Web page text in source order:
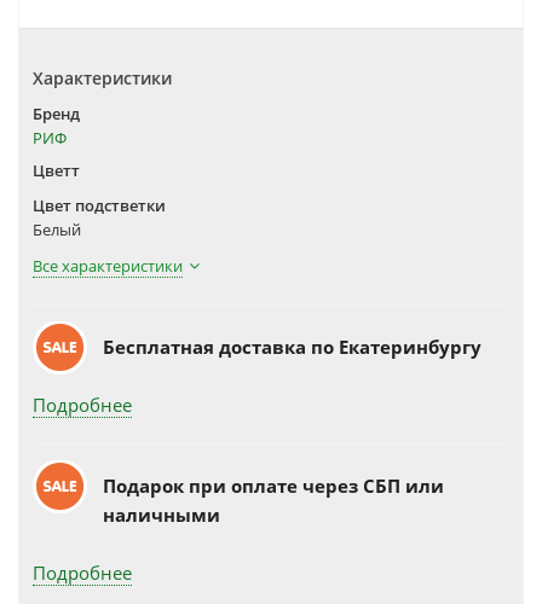
Характеристики
Бренд
РИФ
Цветт
Цвет подстветки
Белый
Все характеристики
Бесплатная доставка по Екатеринбургу
Подробнее
Подарок при оплате через СБП или
наличными
Подробнее